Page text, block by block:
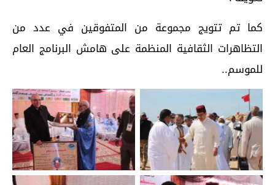
كما تم تتويج مجموعة من المتفوقين في عدد من
التظاهرات الثقافية المنظمة على هامش البرنامج العام
للموسم..